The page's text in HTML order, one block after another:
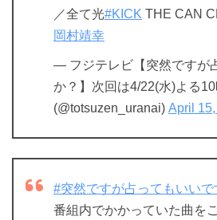
／全て光#KICK THE CAN
岡村靖幸
— フジテレビ【突然ですが
か？】次回は4/22(水)よる10
(@totsuzen_uranai) April
#突然ですが占ってもいいで
番組内でかかっていた曲を